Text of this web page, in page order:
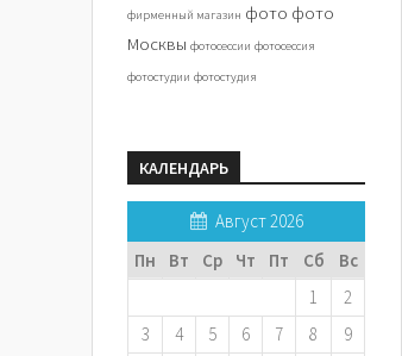
фирменный магазин фото фото
Москвы фотосессии фотосессия
фотостудии фотостудия
КАЛЕНДАРЬ
Август 2026
Пн
Вт Ср Чт Пт Сб Вс
1
2
3
4 5 6 7 8
9